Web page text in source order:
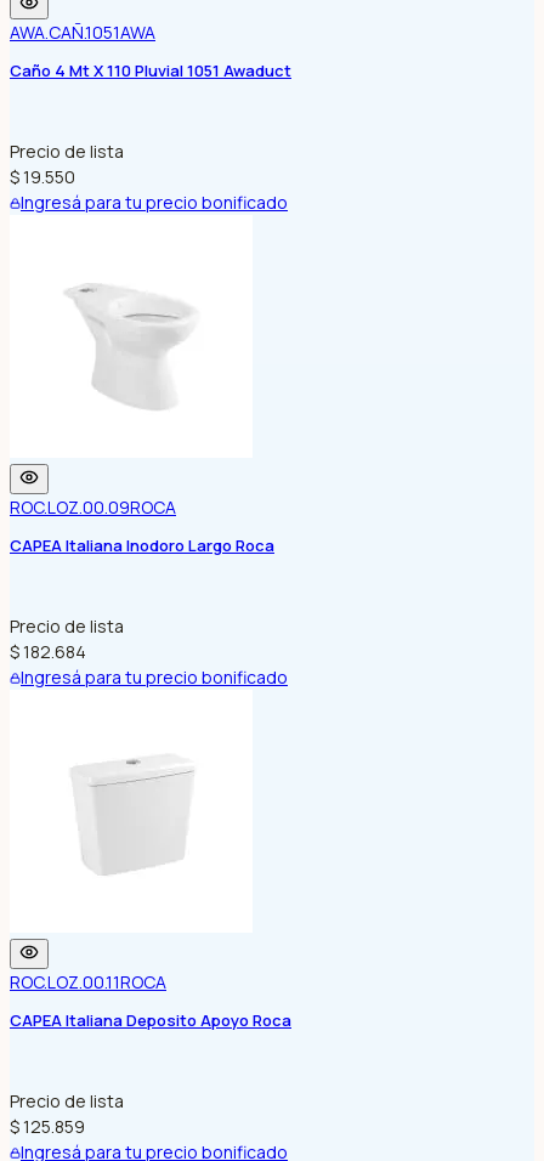
AWA.CAÑ.1051AWA
Caño 4 Mt X 110 Pluvial 1051 Awaduct
Precio de lista
$ 19.550
Ingresá para tu precio bonificado
ROC.LOZ.00.09ROCA
CAPEA Italiana Inodoro Largo Roca
Precio de lista
$ 182.684
Ingresá para tu precio bonificado
ROC.LOZ.00.11ROCA
CAPEA Italiana Deposito Apoyo Roca
Precio de lista
$ 125.859
Ingresá para tu precio bonificado